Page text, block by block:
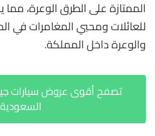
الممتازة على الطرق الوعرة، مما
للعائلات ومحبي المغامرات في
والوعرة داخل المملكة.
السعودية